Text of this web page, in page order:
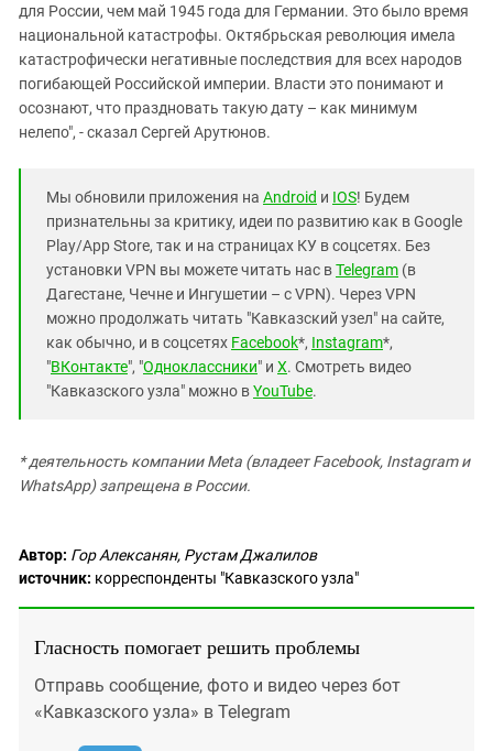
для России, чем май 1945 года для Германии. Это было время
национальной катастрофы. Октябрьская революция имела
катастрофически негативные последствия для всех народов
погибающей Российской империи. Власти это понимают и
осознают, что праздновать такую дату – как минимум
нелепо", - сказал Сергей Арутюнов.
Мы обновили приложения на Android и IOS! Будем
признательны за критику, идеи по развитию как в Google
Play/App Store, так и на страницах КУ в соцсетях. Без
установки VPN вы можете читать нас вTelegram (в
Дагестане, Чечне и Ингушетии – с VPN). Через VPN
можно продолжать читать "Кавказский узел" на сайте,
как обычно, и в соцсетях Facebook*, Instagram*,
"ВКонтакте", "Одноклассники" и X. Смотреть видео
"Кавказского узла" можно вYouTube.
* деятельность компании Meta (владеет Facebook, Instagram и
WhatsApp) запрещена в России.
Автор: Гор Алексанян, Рустам Джалилов
источник: корреспонденты "Кавказского узла"
Гласность помогает решить проблемы
Отправь сообщение, фото и видео через бот
«Кавказского узла» в Telegram